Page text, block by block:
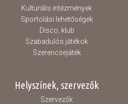
Kulturális intézmények
Sportolási lehetőségek
Disco, klub
Szabadulós játékok
Szerencsejáték
Helyszínek, szervezők
Szervezők